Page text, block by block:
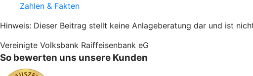
Zahlen & Fakten
Hinweis: Dieser Beitrag stellt keine Anlageberatung dar und ist
Vereinigte Volksbank Raiffeisenbank eG
So bewerten uns unsere Kunden